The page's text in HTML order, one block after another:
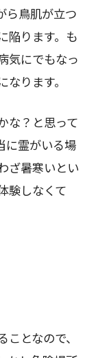
ら鳥肌が立つ
陥ります。も
気にでもなっ
ります。
な？と思って
に霊がいる場
ざ暑寒いとい
験しなくて
となので、